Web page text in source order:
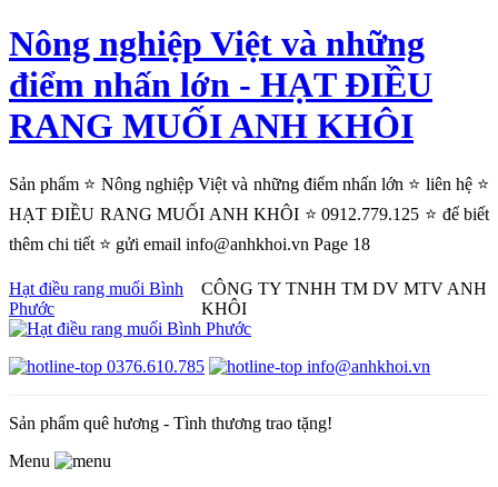
Nông nghiệp Việt và những
điểm nhấn lớn - HẠT ĐIỀU
RANG MUỐI ANH KHÔI
Sản phẩm ⭐ Nông nghiệp Việt và những điểm nhấn lớn ⭐ liên hệ ⭐
HẠT ĐIỀU RANG MUỐI ANH KHÔI ⭐ 0912.779.125 ⭐ để biết
thêm chi tiết ⭐ gửi email info@anhkhoi.vn Page 18
Hạt điều rang muối Bình
Phước
CÔNG TY TNHH TM DV MTV ANH
KHÔI
0376.610.785 info@anhkhoi.vn
Sản phẩm quê hương - Tình thương trao tặng!
Menu